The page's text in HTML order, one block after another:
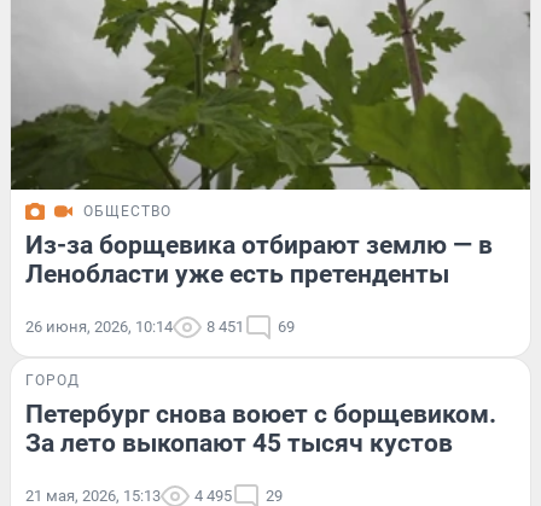
ОБЩЕСТВО
Из-за борщевика отбирают землю — в
Ленобласти уже есть претенденты
26 июня, 2026, 10:14 8 451 69
ГОРОД
Петербург снова воюет с борщевиком.
За лето выкопают 45 тысяч кустов
21 мая, 2026, 15:13 4 495 29